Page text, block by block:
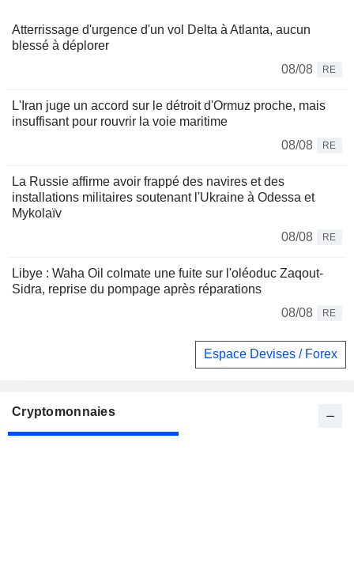
Atterrissage d'urgence d'un vol Delta à Atlanta, aucun
blessé à déplorer
08/08
RE
L'Iran juge un accord sur le détroit d'Ormuz proche, mais
insuffisant pour rouvrir la voie maritime
08/08
RE
La Russie affirme avoir frappé des navires et des
installations militaires soutenant l'Ukraine à Odessa et
Mykolaïv
08/08
RE
Libye : Waha Oil colmate une fuite sur l'oléoduc Zaqout-
Sidra, reprise du pompage après réparations
08/08
RE
Espace Devises / Forex
Cryptomonnaies